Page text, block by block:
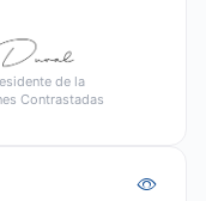
de la
Contrastadas